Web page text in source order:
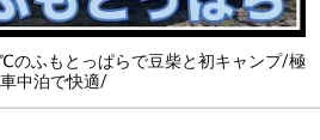
のふもとっぱらで豆柴と初キャンプ/極
中泊で快適/